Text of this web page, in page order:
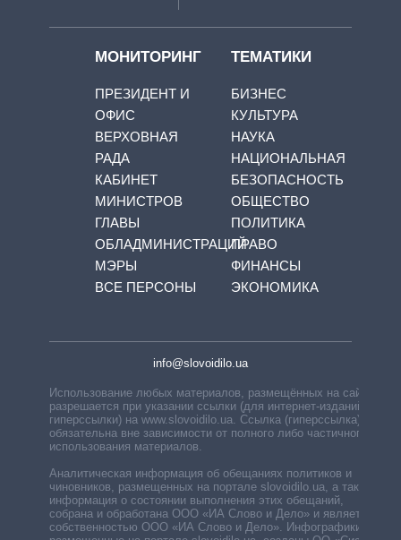
МОНИТОРИНГ
ПРЕЗИДЕНТ И
ОФИС
ВЕРХОВНАЯ
РАДА
КАБИНЕТ
МИНИСТРОВ
ГЛАВЫ
ОБЛАДМИНИСТРАЦИЙ
МЭРЫ
ВСЕ ПЕРСОНЫ
ТЕМАТИКИ
БИЗНЕС
КУЛЬТУРА
НАУКА
НАЦИОНАЛЬНАЯ
БЕЗОПАСНОСТЬ
ОБЩЕСТВО
ПОЛИТИКА
ПРАВО
ФИНАНСЫ
ЭКОНОМИКА
info@slovoidilo.ua
Использование любых материалов, размещённых на сайте,
разрешается при указании ссылки (для интернет-изданий —
гиперссылки) на www.slovoidilo.ua. Ссылка (гиперссылка)
обязательна вне зависимости от полного либо частичного
использования материалов.
Аналитическая информация об обещаниях политиков и
чиновников, размещенных на портале slovoidilo.ua, а также
информация о состоянии выполнения этих обещаний,
собрана и обработана ООО «ИА Слово и Дело» и является
собственностью ООО «ИА Слово и Дело». Инфографики,